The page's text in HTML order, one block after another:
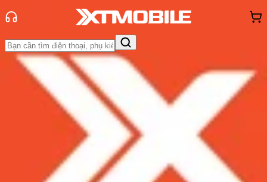
Trang chủ
Tin tức
Tin Mới
Đánh Giá - Trên TaySo Sánh Tư vấnKhuyến
Hỏi đáp App - Game Thông báo
hàng - Sự kiện
LG Stylo 4 ra mắt tại thị trường Mỹ